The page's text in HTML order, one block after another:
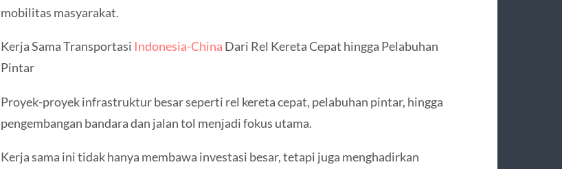
mobilitas masyarakat.
Kerja Sama Transportasi Indonesia-China Dari Rel Kereta Cepat hingga Pelabuhan
Pintar
Proyek-proyek infrastruktur besar seperti rel kereta cepat, pelabuhan pintar, hingga
pengembangan bandara dan jalan tol menjadi fokus utama.
Kerja sama ini tidak hanya membawa investasi besar, tetapi juga menghadirkan